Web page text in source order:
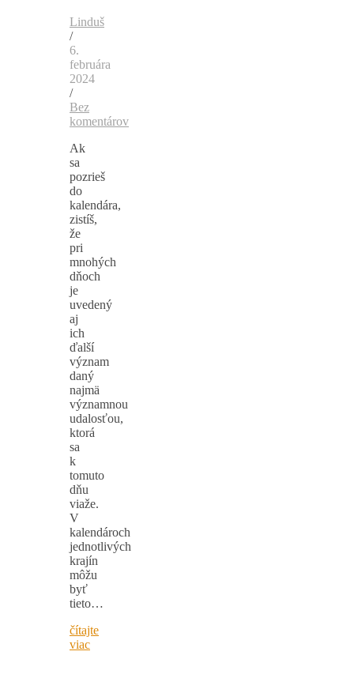
Linduš
/
6.
februára
2024
/
Bez
komentárov
Ak
sa
pozrieš
do
kalendára,
zistíš,
že
pri
mnohých
dňoch
je
uvedený
aj
ich
ďalší
význam
daný
najmä
významnou
udalosťou,
ktorá
sa
k
tomuto
dňu
viaže.
V
kalendároch
jednotlivých
krajín
môžu
byť
tieto…
čítajte
viac